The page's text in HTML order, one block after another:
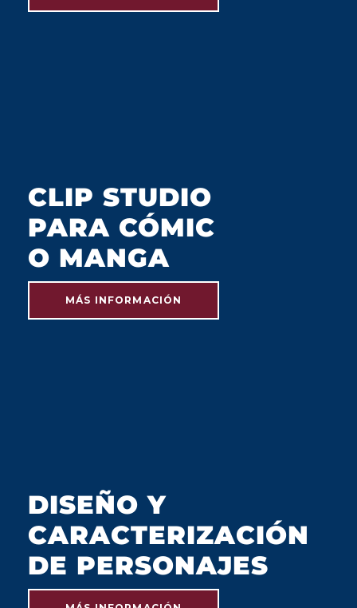
CLIP STUDIO
PARA CÓMIC
O MANGA
MÁS INFORMACIÓN
DISEÑO Y
CARACTERIZACIÓN
DE PERSONAJES